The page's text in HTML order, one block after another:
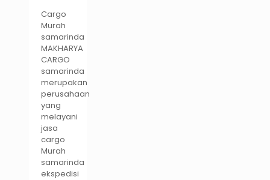
Cargo
Murah
samarinda
MAKHARYA
CARGO
samarinda
merupakan
perusahaan
yang
melayani
jasa
cargo
Murah
samarinda
ekspedisi